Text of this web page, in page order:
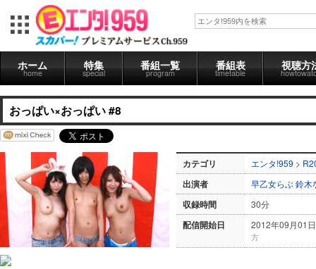
ホーム
home
特集
special
番組一覧
program
番組表
timetable
視聴方
おっぱい×おっぱい #8
カテゴリ エンタ!959 >
出演者 早乙女らぶ鈴木
収録時間 30分
配信開始日 2012年09月01日
方